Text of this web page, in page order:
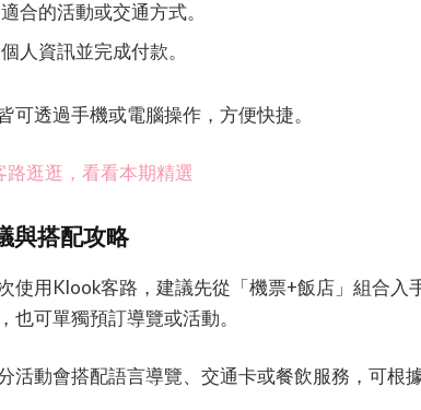
合的活動或交通方式。
人資訊並完成付款。
可透過手機或電腦操作，方便快捷。
路逛逛，看看本期精選
與搭配攻略
使用Klook客路，建議先從「機票+飯店」組合入
也可單獨預訂導覽或活動。
活動會搭配語言導覽、交通卡或餐飲服務，可根